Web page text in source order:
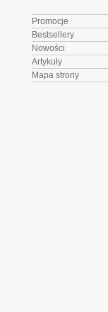
Promocje
Bestsellery
Nowości
Artykuły
Mapa strony